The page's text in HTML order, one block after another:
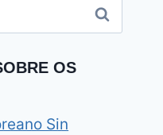
OS
Sin